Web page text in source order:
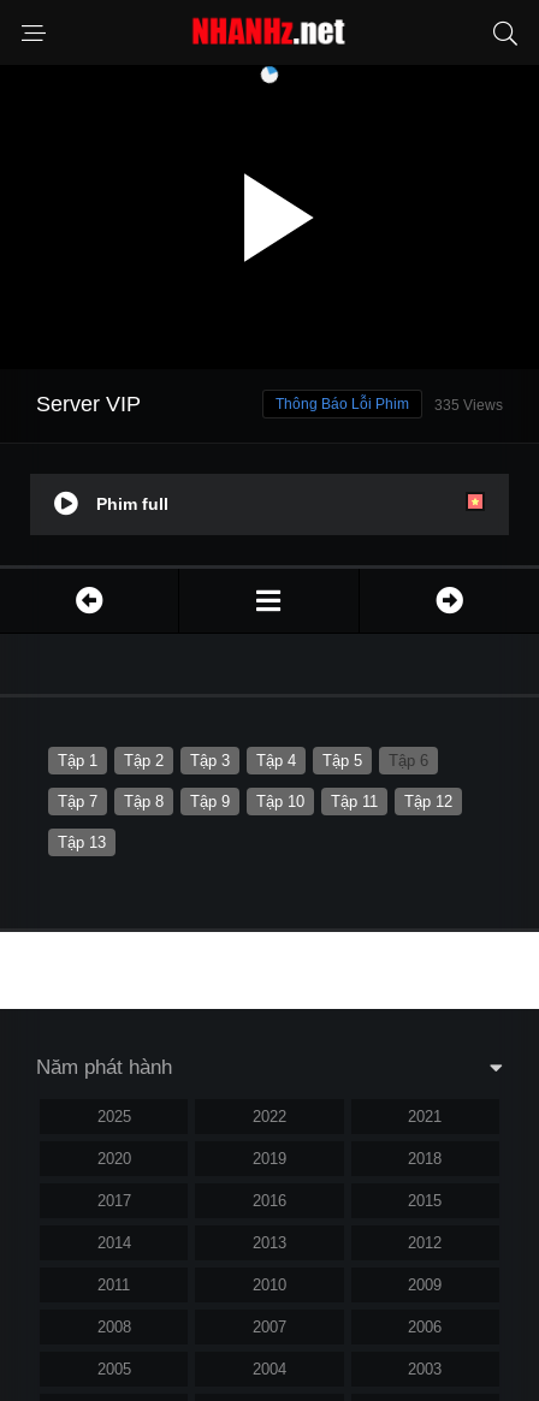
Server VIP 335 Views
Thông Báo Lỗi Phim
Phim full
Tập 1 Tập 2 Tập 3 Tập 4 Tập 5 Tập 6
Tập 7 Tập 8 Tập 9 Tập 10 Tập 11 Tập 12
Tập 13
Năm phát hành
2025 2022 2021
2020 2019 2018
2017 2016 2015
2014 2013 2012
2011 2010 2009
2008 2007 2006
2005 2004 2003